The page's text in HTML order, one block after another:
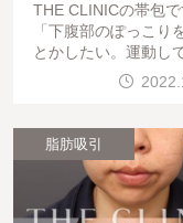
THE CLINICの帯包で
「下腹部のぽっこり
とかしたい。運動し
けど良くならない。
う若い方の相談は多
たい！」というこ
脂肪吸引